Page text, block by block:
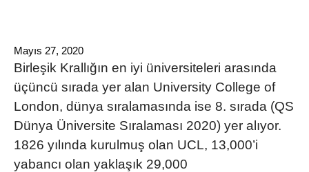
Mayıs 27, 2020
Birleşik Krallığın en iyi üniversiteleri arasında
üçüncü sırada yer alan University College of
London, dünya sıralamasında ise 8. sırada (QS
Dünya Üniversite Sıralaması 2020) yer alıyor.
1826 yılında kurulmuş olan UCL, 13,000’i
yabancı olan yaklaşık 29,000